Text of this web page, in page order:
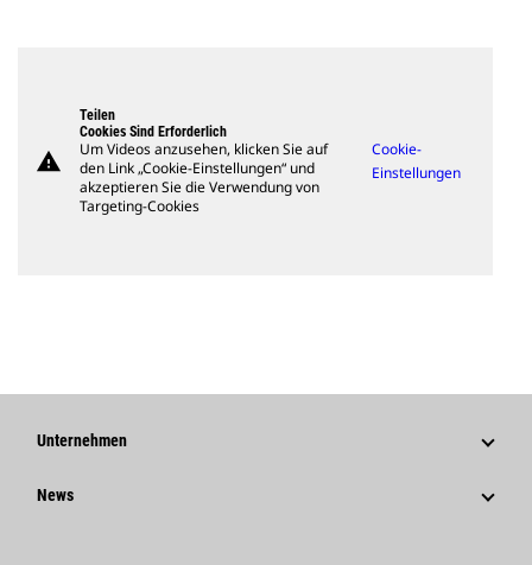
warning
Teilen
Cookies Sind Erforderlich
Um Videos anzusehen, klicken Sie auf
den Link „Cookie-Einstellungen“ und
akzeptieren Sie die Verwendung von
Targeting-Cookies
Cookie-
Einstellungen
Unternehmen
Strategie
News